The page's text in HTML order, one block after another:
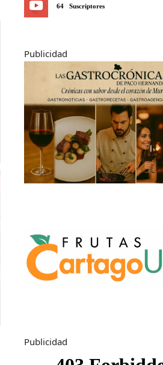
64 Suscriptores
Publicidad
Publicidad